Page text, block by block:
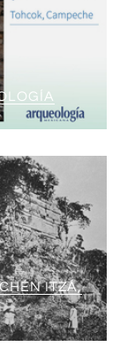
ITZÁ,